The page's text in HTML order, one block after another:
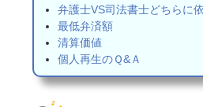
弁護士VS司法書士どちらに
最低弁済額
清算価値
個人再生のＱ&Ａ